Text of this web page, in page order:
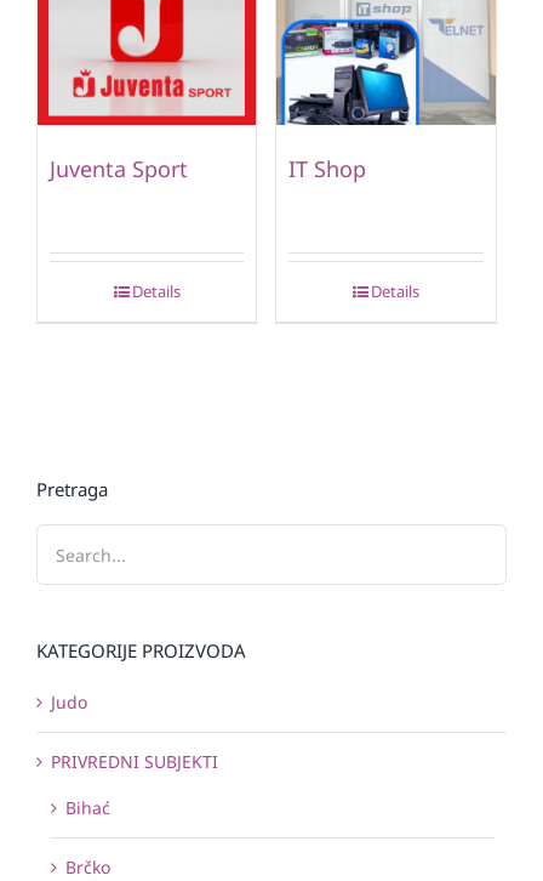
Juventa Sport
Details
IT Shop
Details
Pretraga
KATEGORIJE PROIZVODA
Judo
PRIVREDNI SUBJEKTI
Bihać
Brčko